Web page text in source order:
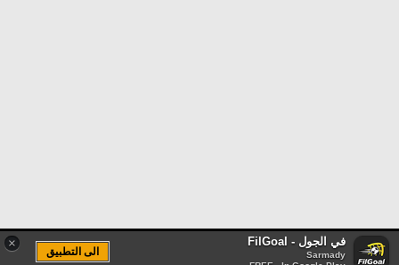
× في الجول - FilGoal
Sarmady
الى التطبيق